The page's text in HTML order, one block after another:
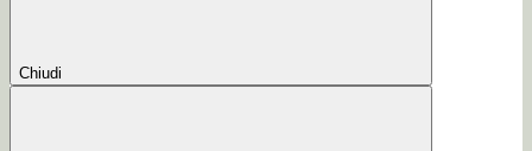
Chiudi